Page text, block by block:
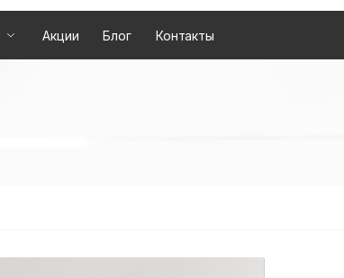
Акции Блог Контакты